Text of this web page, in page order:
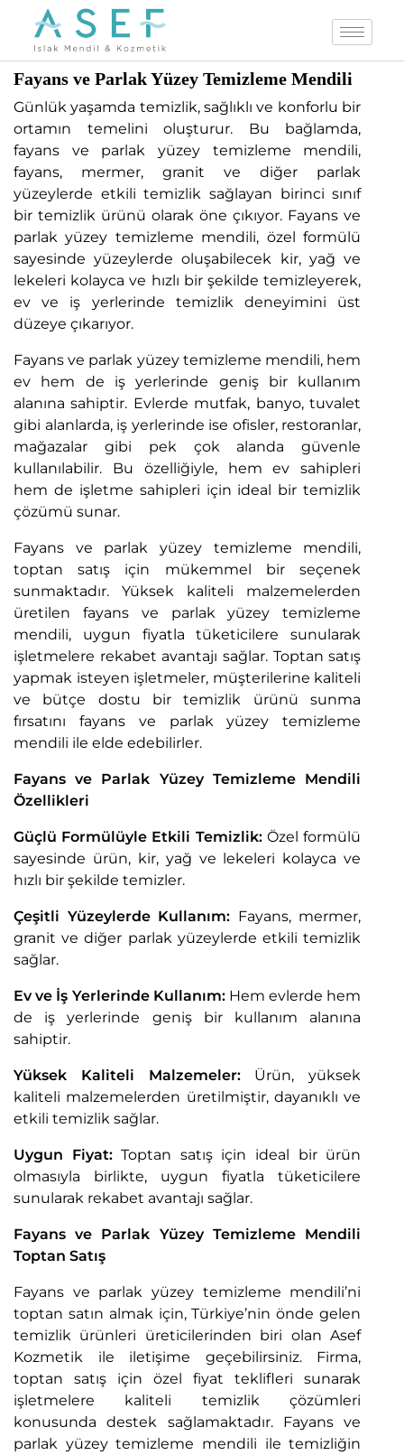
Fayans ve Parlak Yüzey Temizleme Mendili
Günlük yaşamda temizlik, sağlıklı ve konforlu bir
ortamın temelini oluşturur. Bu bağlamda,
fayans ve parlak yüzey temizleme mendili,
fayans, mermer, granit ve diğer parlak
yüzeylerde etkili temizlik sağlayan birinci sınıf
bir temizlik ürünü olarak öne çıkıyor. Fayans ve
parlak yüzey temizleme mendili, özel formülü
sayesinde yüzeylerde oluşabilecek kir, yağ ve
lekeleri kolayca ve hızlı bir şekilde temizleyerek,
ev ve iş yerlerinde temizlik deneyimini üst
düzeye çıkarıyor.
Fayans ve parlak yüzey temizleme mendili, hem
ev hem de iş yerlerinde geniş bir kullanım
alanına sahiptir. Evlerde mutfak, banyo, tuvalet
gibi alanlarda, iş yerlerinde ise ofisler, restoranlar,
mağazalar gibi pek çok alanda güvenle
kullanılabilir. Bu özelliğiyle, hem ev sahipleri
hem de işletme sahipleri için ideal bir temizlik
çözümü sunar.
Fayans ve parlak yüzey temizleme mendili,
toptan satış için mükemmel bir seçenek
sunmaktadır. Yüksek kaliteli malzemelerden
üretilen fayans ve parlak yüzey temizleme
mendili, uygun fiyatla tüketicilere sunularak
işletmelere rekabet avantajı sağlar. Toptan satış
yapmak isteyen işletmeler, müşterilerine kaliteli
ve bütçe dostu bir temizlik ürünü sunma
fırsatını fayans ve parlak yüzey temizleme
mendili ile elde edebilirler.
Fayans ve Parlak Yüzey Temizleme Mendili
Özellikleri
Güçlü Formülüyle Etkili Temizlik:Özel formülü
sayesinde ürün, kir, yağ ve lekeleri kolayca ve
hızlı bir şekilde temizler.
Çeşitli Yüzeylerde Kullanım: Fayans, mermer,
granit ve diğer parlak yüzeylerde etkili temizlik
sağlar.
Ev ve İş Yerlerinde Kullanım: Hem evlerde hem
de iş yerlerinde geniş bir kullanım alanına
sahiptir.
Yüksek Kaliteli Malzemeler: Ürün, yüksek
kaliteli malzemelerden üretilmiştir, dayanıklı ve
etkili temizlik sağlar.
Uygun Fiyat:Toptan satış için ideal bir ürün
olmasıyla birlikte, uygun fiyatla tüketicilere
sunularak rekabet avantajı sağlar.
Fayans ve Parlak Yüzey Temizleme Mendili
Toptan Satış
Fayans ve parlak yüzey temizleme mendili’ni
toptan satın almak için, Türkiye’nin önde gelen
temizlik ürünleri üreticilerinden biri olan Asef
Kozmetik ile iletişime geçebilirsiniz. Firma,
toptan satış için özel fiyat teklifleri sunarak
işletmelere kaliteli temizlik çözümleri
konusunda destek sağlamaktadır. Fayans ve
parlak yüzey temizleme mendili ile temizliğin